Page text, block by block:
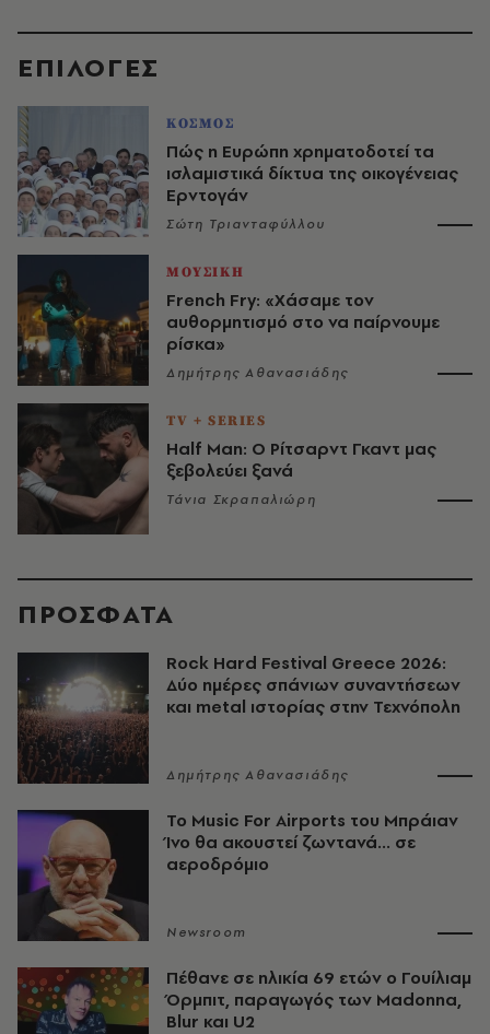
EΠΙΛΟΓΈΣ
ΚΟΣΜΟΣ
Πώς η Ευρώπη χρηματοδοτεί τα
ισλαμιστικά δίκτυα της οικογένειας
Ερντογάν
Σώτη Τριανταφύλλου
ΜΟΥΣΙΚΗ
French Fry: «Χάσαμε τον
αυθορμητισμό στο να παίρνουμε
ρίσκα»
Δημήτρης Αθανασιάδης
TV + SERIES
Half Man: Ο Ρίτσαρντ Γκαντ μας
ξεβολεύει ξανά
Τάνια Σκραπαλιώρη
ΠΡΟΣΦΑΤΑ
Rock Hard Festival Greece 2026:
Δύο ημέρες σπάνιων συναντήσεων
και metal ιστορίας στην Τεχνόπολη
Δημήτρης Αθανασιάδης
Το Music For Airports του Μπράιαν
Ίνο θα ακουστεί ζωντανά... σε
αεροδρόμιο
Newsroom
Πέθανε σε ηλικία 69 ετών ο Γουίλιαμ
Όρμπιτ, παραγωγός των Madonna,
Blur και U2